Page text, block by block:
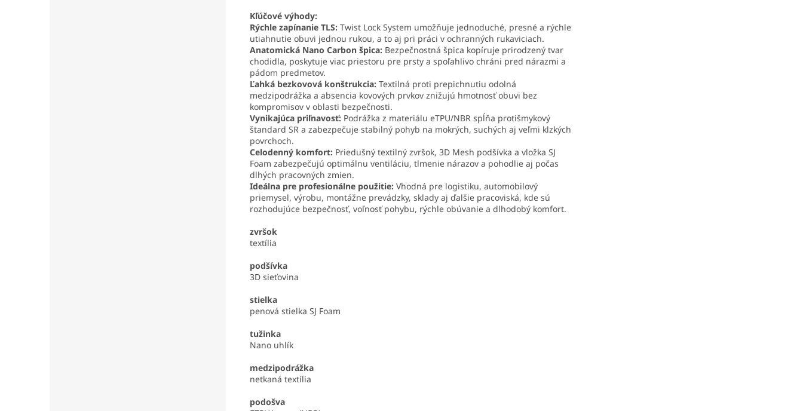
Kľúčové výhody:
Rýchle zapínanie TLS: Twist Lock System umožňuje jednoduché, presné a rýchle
utiahnutie obuvi jednou rukou, a to aj pri práci v ochranných rukaviciach.
Anatomická Nano Carbon špica: Bezpečnostná špica kopíruje prirodzený tvar
chodidla, poskytuje viac priestoru pre prsty a spoľahlivo chráni pred nárazmi a
pádom predmetov.
Ľahká bezkovová konštrukcia: Textilná proti prepichnutiu odolná
medzipodrážka a absencia kovových prvkov znižujú hmotnosť obuvi bez
kompromisov v oblasti bezpečnosti.
Vynikajúca priľnavosť: Podrážka z materiálu eTPU/NBR spĺňa protišmykový
štandard SR a zabezpečuje stabilný pohyb na mokrých, suchých aj veľmi klzkých
povrchoch.
Celodenný komfort: Priedušný textilný zvršok, 3D Mesh podšívka a vložka SJ
Foam zabezpečujú optimálnu ventiláciu, tlmenie nárazov a pohodlie aj počas
dlhých pracovných zmien.
Ideálna pre profesionálne použitie: Vhodná pre logistiku, automobilový
priemysel, výrobu, montážne prevádzky, sklady aj ďalšie pracoviská, kde sú
rozhodujúce bezpečnosť, voľnosť pohybu, rýchle obúvanie a dlhodobý komfort.
zvršok
textília
podšívka
3D sieťovina
stielka
penová stielka SJ Foam
tužinka
Nano uhlík
medzipodrážka
netkaná textília
podošva